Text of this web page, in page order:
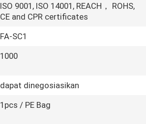
ISO 9001, ISO 14001, REACH， ROHS,
CE and CPR certificates
FA-SC1
1000
dapat dinegosiasikan
1pcs / PE Bag